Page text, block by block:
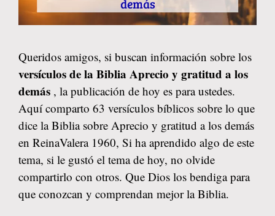
Queridos amigos, si buscan información sobre los
versículos de la Biblia Aprecio y gratitud a los
demás , la publicación de hoy es para ustedes.
Aquí comparto 63 versículos bíblicos sobre lo que
dice la Biblia sobre Aprecio y gratitud a los demás
en ReinaValera 1960, Si ha aprendido algo de este
tema, si le gustó el tema de hoy, no olvide
compartirlo con otros. Que Dios los bendiga para
que conozcan y comprendan mejor la Biblia.